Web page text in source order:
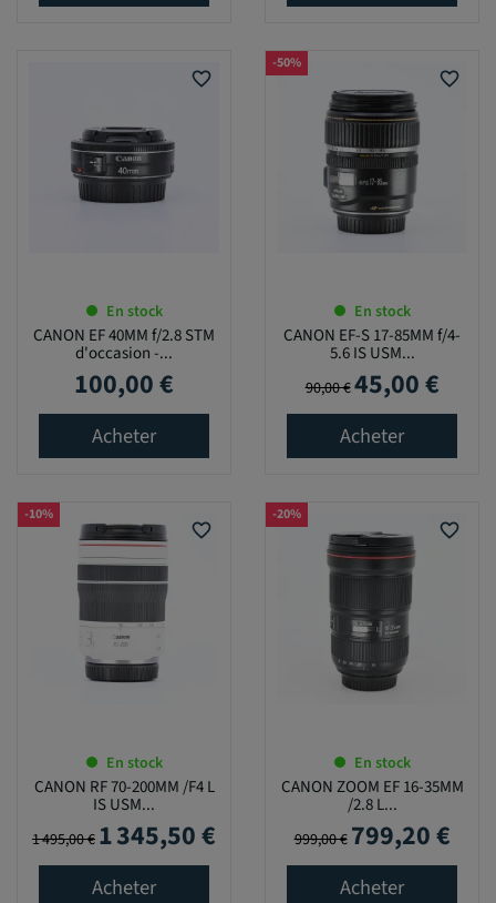
favorite_border
En stock
CANON EF 40MM f/2.8 STM
d'occasion -...
Prix
100,00 €
Acheter
favorite_border
En stock
CANON EF-S 17-85MM f/4-
5.6 IS USM...
Prix de base
90,00 €Prix
45,00 €
Acheter
-50%
favorite_border
En stock
CANON RF 70-200MM /F4 L
IS USM...
Prix de base
1 495,00 € Prix
1 345,50 €
Acheter
-10%
favorite_border
En stock
CANON ZOOM EF 16-35MM
/2.8 L...
Prix de base
999,00 € Prix
799,20 €
Acheter
-20%